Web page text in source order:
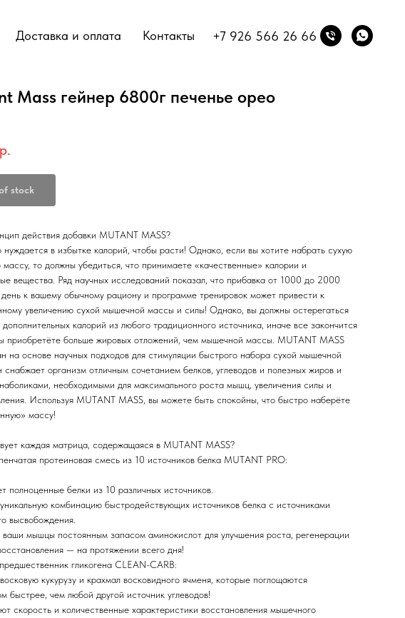
Доставка и оплата Контакты +7 926 566 26 66
Mass гейнер 6800г печенье орео
р.
stock
действия добавки MUTANT MASS?
нуждается в избытке калорий, чтобы расти! Однако, если вы хотите набрать сухую
то должны убедиться, что принимаете «качественные» калории и
вещества. Ряд научных исследований показал, что прибавка от 1000 до 2000
к вашему обычному рациону и программе тренировок может привести к
увеличению сухой мышечной массы и силы! Однако, вы должны остерегаться
дополнительных калорий из любого традиционного источника, иначе все закончится
приобретёте больше жировых отложений, чем мышечной массы. MUTANT MASS
на основе научных подходов для стимуляции быстрого набора сухой мышечной
организм отличным сочетанием белков, углеводов и полезных жиров и
необходимыми для максимального роста мышц, увеличения силы и
Используя MUTANT MASS, вы можете быть спокойны, что быстро наберёте
массу!
каждая матрица, содержащаяся в MUTANT MASS?
протеиновая смесь из 10 источников белка MUTANT PRO:
полноценные белки из 10 различных источников.
комбинацию быстродействующих источников белка с источниками
высвобождения.
мышцы постоянным запасом аминокислот для улучшения роста, регенерации
— на протяжении всего дня!
гликогена CLEAN-CARB:
кукурузу и крахмал восковидного ячменя, которые поглощаются
быстрее, чем любой другой источник углеводов!
скорость и количественные характеристики восстановления мышечного